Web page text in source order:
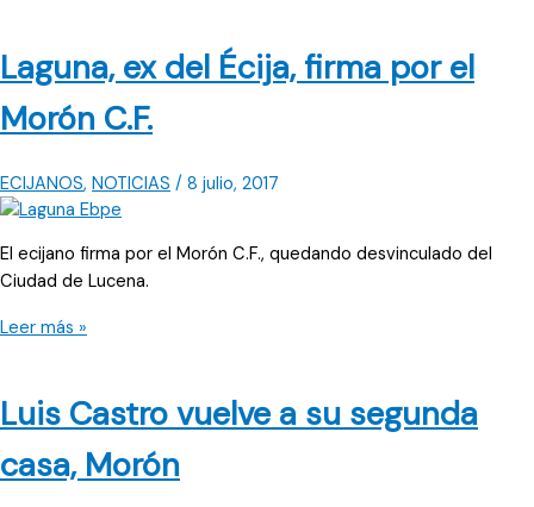
Ávalo
Laguna, ex del Écija, firma por el
Morón C.F.
ECIJANOS, NOTICIAS / 8 julio, 2017
El ecijano firma por el Morón C.F., quedando desvinculado del
Ciudad de Lucena.
Laguna,
Écija,
por
Leer más »
Luis Castro vuelve a su segunda
casa, Morón